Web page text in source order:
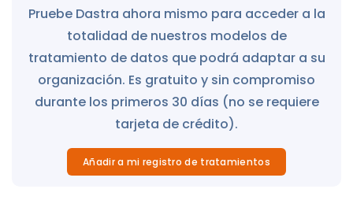
Pruebe Dastra ahora mismo para acceder a la
totalidad de nuestros modelos de
tratamiento de datos que podrá adaptar a su
organización. Es gratuito y sin compromiso
durante los primeros 30 días (no se requiere
tarjeta de crédito).
Añadir a mi registro de tratamientos